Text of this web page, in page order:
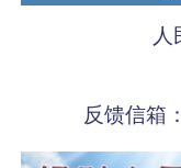
反馈信箱：